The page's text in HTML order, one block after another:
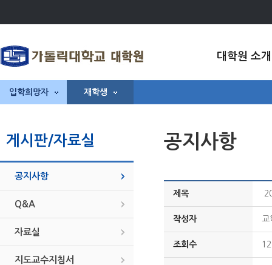
대학원 소개
입학희망자 재학생
게시판/자료실
공지사항
Q&A
자료실
지도교수지침서
공지사항
제목
작성자 교
조회수